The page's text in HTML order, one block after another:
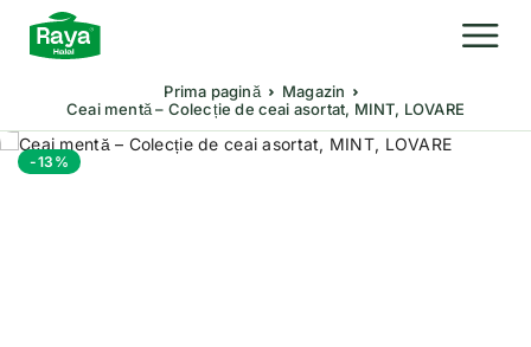
Prima pagină
Magazin
Ceai mentă – Colecție de ceai asortat, MINT, LOVARE
-13%